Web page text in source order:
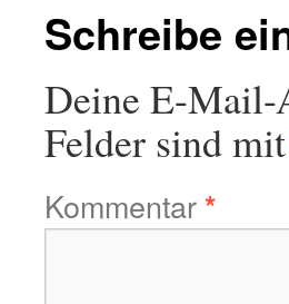
Schreibe
Deine E-Mail-
Felder sind mit
Kommentar*